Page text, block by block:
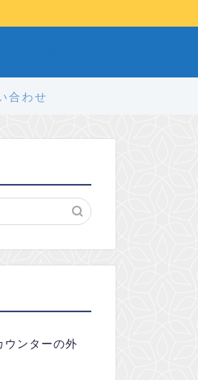
合わせ
ンターの外